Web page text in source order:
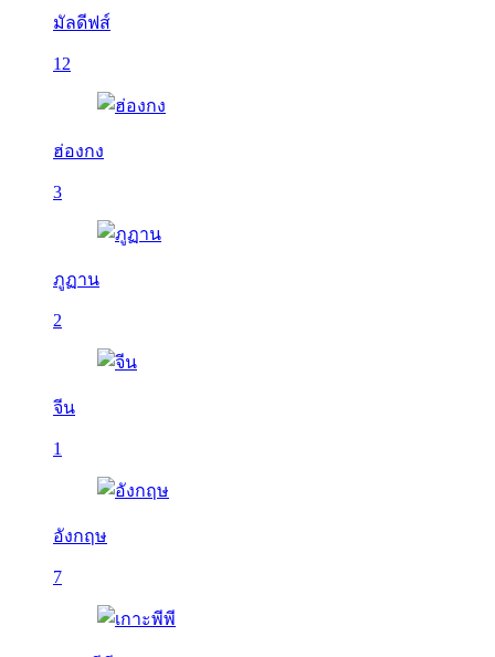
มัลดีฟส์
12
ฮ่องกง
3
ภูฏาน
2
จีน
1
อังกฤษ
7